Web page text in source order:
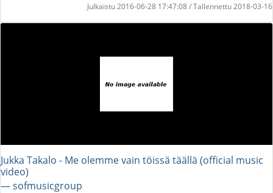
Julkaistu 2016-06-28 17:47:08 / Tallennettu 2018-03-16
Jukka Takalo - Me olemme vain töissä täällä (official music
video)
― sofmusicgroup